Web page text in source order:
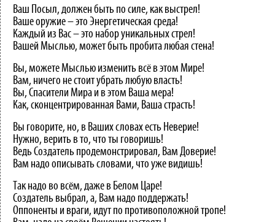
Ваш Посыл, должен быть по силе, как выстрел!
Ваше оружие – это Энергетическая среда!
Каждый из Вас – это набор уникальных стрел!
Вашей Мыслью, может быть пробита любая стена!
Вы, можете Мыслью изменить всё в этом Мире!
Вам, ничего не стоит убрать любую власть!
Вы, Спасители Мира и в этом Ваша мера!
Как, сконцентрированная Вами, Ваша страсть!
Вы говорите, но, в Ваших словах есть Неверие!
Нужно, верить в то, что ты говоришь!
Ведь Создатель продемонстрировал, Вам Доверие!
Вам надо описывать словами, что уже видишь!
Так надо во всём, даже в Белом Царе!
Создатель выбрал, а, Вам надо поддержать!
Оппоненты и враги, идут по противоположной тропе!